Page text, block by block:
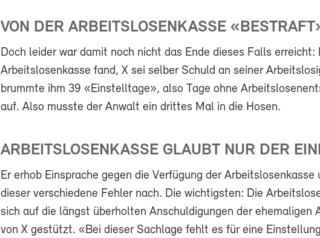
VON DER ARBEITSLOSENKASSE
Doch leider war damit noch nicht das Ende dieses Falls erreicht:
Arbeitslosenkasse fand, X sei selber Schuld an seiner
brummte ihm 39 «Einstelltage», also Tage ohne
auf. Also musste der Anwalt ein drittes Mal in die Hosen.
ARBEITSLOSENKASSE GLAUBT NUR DER
Er erhob Einsprache gegen die Verfügung der Arbeitslosenkasse
dieser verschiedene Fehler nach. Die wichtigsten: Die
sich auf die längst überholten Anschuldigungen der ehemaligen
von X gestützt. «Bei dieser Sachlage fehlt es für eine